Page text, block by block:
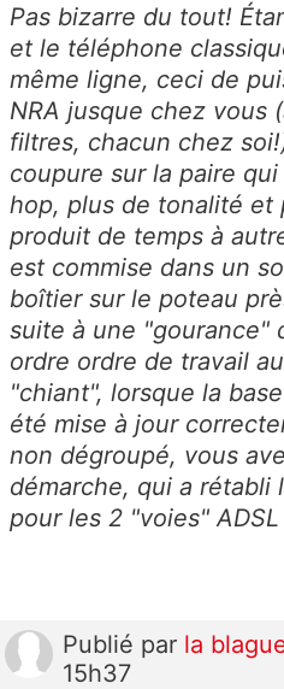
Pas bizarre du tout!
et le téléphone
même ligne, ceci de
NRA jusque chez vous
filtres, chacun chez
coupure sur la paire
hop, plus de tonalité et
produit de temps à
est commise dans un
boîtier sur le poteau
suite à une "gourance"
ordre ordre de travail
"chiant", lorsque la
été mise à jour
non dégroupé, vous
démarche, qui a rétabli
pour les 2 "voies"
Publié par la
15h37